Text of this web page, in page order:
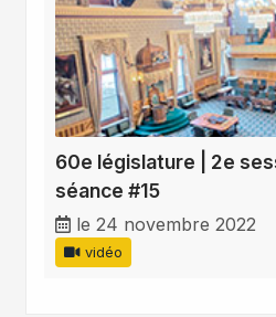
60e législature | 2e
séance #15
le 24 novembre 2022
vidéo